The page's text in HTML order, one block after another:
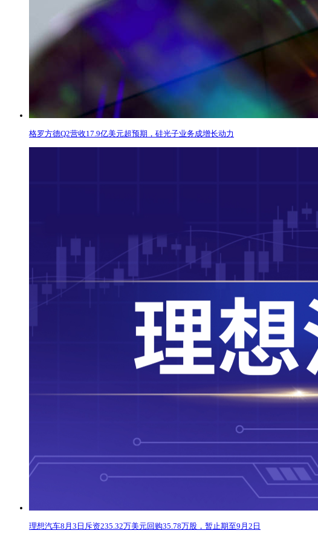
格罗方德Q2营收17.9亿美元超预期，硅光子业务成增长动力
理想汽车8月3日斥资235.32万美元回购35.78万股，暂止期至9月2日